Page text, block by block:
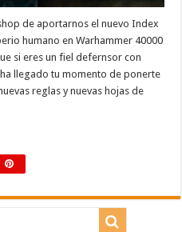
de aportarnos el nuevo Index
humano en Warhammer 40000
si eres un fiel defernsor con
llegado tu momento de ponerte
reglas y nuevas hojas de